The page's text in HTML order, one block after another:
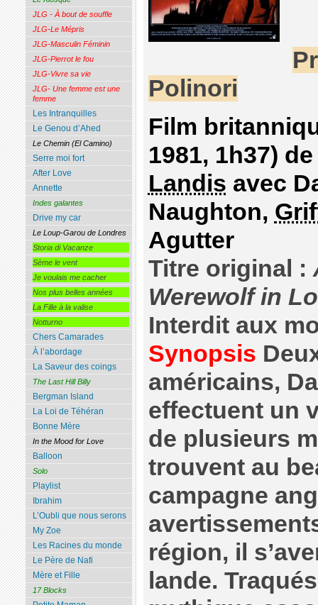
Polinori
Film
1981, 1h37)
Landis avec
Naughton,
Agutter
Titre original :
Werewolf in
Interdit aux
Synopsis
américains,
effectuent un
de plusieurs
trouvent au
campagne
région, il
lande.
JLG - À bout de souffle
JLG-Le Mépris
JLG-Masculin Féminin
JLG-Pierrot le fou
JLG-Vivre sa vie
JLG- Une femme est une
femme
Les Intranquilles
Le Genou d’Ahed
Le Chemin (El Camino)
Serre moi fort
After Love
Annette
Indes galantes
Drive my car
Le Loup-Garou de Londres
Storia di Vacanze
Sème le vent
Je voulais me cacher
Nos plus belles années
La Fille à la valise
Notturno
Chers Camarades
À l’abordage
La Saveur des coings
The Last Hill Billy
Bergman Island
La Loi de Téhéran
Bonne Mère
In the Mood for Love
Balloon
Solo
Playlist
Ibrahim
L’Oubli que nous serons
My Zoe
Les Racines du monde
Le Père de Nafi
Mère et Fille
17 Blocks